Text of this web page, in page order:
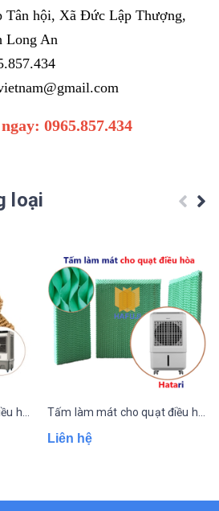
hội, Xã Đức Lập Thượng,
Long An
0965.857.434
loại
Tấm làm mát cho quạt điều hòa Rapido Tấm làm mát cho quạt điều hòa Hatari
Liên hệ